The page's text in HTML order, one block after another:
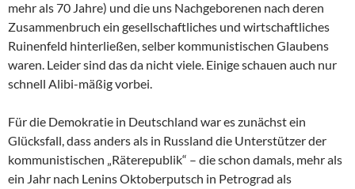
mehr als 70 Jahre) und die uns Nachgeborenen nach deren
Zusammenbruch ein gesellschaftliches und wirtschaftliches
Ruinenfeld hinterließen, selber kommunistischen Glaubens
waren. Leider sind das da nicht viele. Einige schauen auch nur
schnell Alibi-mäßig vorbei.
Für die Demokratie in Deutschland war es zunächst ein
Glücksfall, dass anders als in Russland die Unterstützer der
kommunistischen „Räterepublik“ – die schon damals, mehr als
ein Jahr nach Lenins Oktoberputsch in Petrograd als